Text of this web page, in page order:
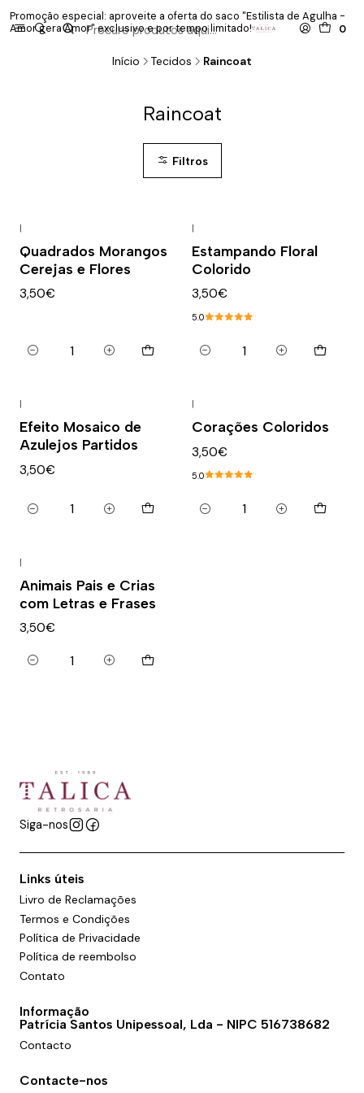
0
Promoção especial: aproveite a oferta do saco "Estilista de Agulha -
Amor gera Amor" exclusivo e por tempo limitado!
Início Tecidos Raincoat
Raincoat
Filtros
|
Quadrados Morangos
Cerejas e Flores
3,50€
Quantidade
|
Estampando Floral
Colorido
3,50€
5.0
Quantidade
|
Efeito Mosaico de
Azulejos Partidos
3,50€
Quantidade
|
Corações Coloridos
3,50€
5.0
Quantidade
|
Animais Pais e Crias
com Letras e Frases
3,50€
Quantidade
Siga-nos
Links úteis
Livro de Reclamações
Termos e Condições
Política de Privacidade
Política de reembolso
Contato
Informação
Patrícia Santos Unipessoal, Lda - NIPC 516738682
Contacto
Contacte-nos